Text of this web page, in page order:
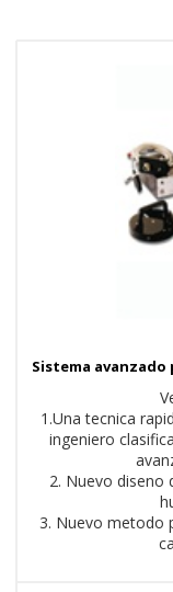
Sistema
1.Una tecnica
ingeniero
2. Nuevo diseno
3. Nuevo metodo